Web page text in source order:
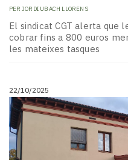
PER JORDI UBACH LLORENS
El sindicat CGT alerta que
cobrar fins a 800 euros
les mateixes tasques
22/10/2025